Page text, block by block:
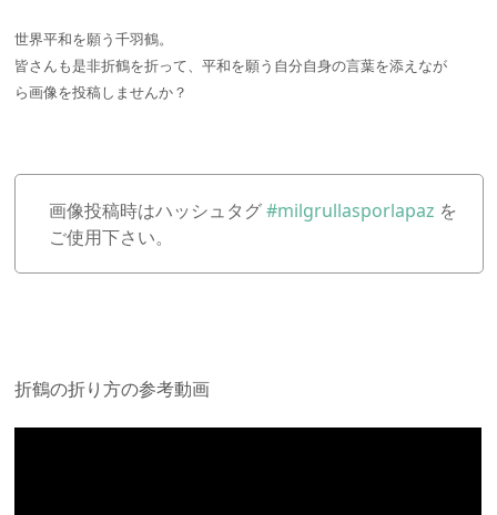
世界平和を願う千羽鶴。
皆さんも是非折鶴を折って、平和を願う自分自身の言葉を添えなが
ら画像を投稿しませんか？
画像投稿時はハッシュタグ#milgrullasporlapaz を
ご使用下さい。
折鶴の折り方の参考動画